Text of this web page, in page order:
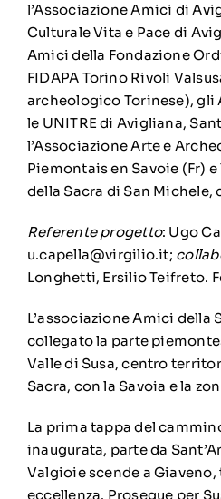
l’Associazione Amici di
Culturale Vita e Pace di
Amici della Fondazione
FIDAPA Torino Rivoli
archeologico Torinese), gli
le UNITRE di Avigliana,
l’Associazione Arte e
Piemontais en Savoie (Fr)
della Sacra di San Michele,
Referente progetto: Ugo
u.capella@virgilio.it;
Longhetti, Ersilio Teifreto.
L’associazione Amici della
collegato la parte
Valle di Susa, centro
Sacra, con la Savoia e la
La prima tappa del
inaugurata, parte da
Valgioie scende a Giaveno,
eccellenza. Prosegue per